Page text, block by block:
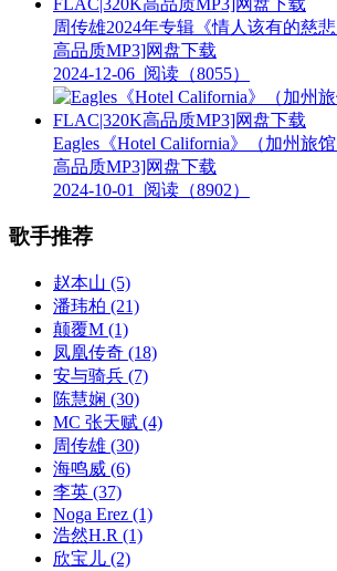
周传雄2024年专辑《情人该有的慈
高品质MP3]网盘下载
2024-12-06 阅读（8055）
Eagles《Hotel California》（加州旅
高品质MP3]网盘下载
2024-10-01
阅读（8902）
歌手推荐
赵本山 (5)
潘玮柏 (21)
颠覆M (1)
凤凰传奇 (18)
安与骑兵 (7)
陈慧娴 (30)
MC 张天赋 (4)
周传雄 (30)
海鸣威 (6)
李英 (37)
Noga Erez (1)
浩然H.R (1)
欣宝儿 (2)